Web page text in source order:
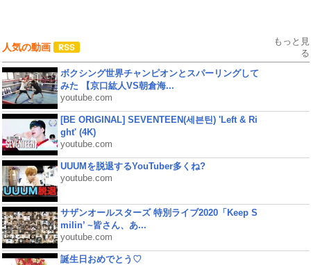
人気の動画
もっと見
る
ボクシング世界チャンピオンとスパーリングして
みた 【京口紘人VS朝倉海...
youtube.com
[BE ORIGINAL] SEVENTEEN(세븐틴) 'Left & Ri
ght' (4K)
youtube.com
UUUMを脱退するYouTuber多くね?
youtube.com
サザンオールスターズ 特別ライブ2020「Keep S
milin’ ~皆さん、あ...
youtube.com
誕生日おめでとう♡